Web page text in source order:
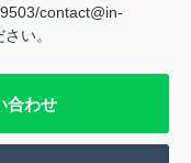
contact@in-
い。
合わせ